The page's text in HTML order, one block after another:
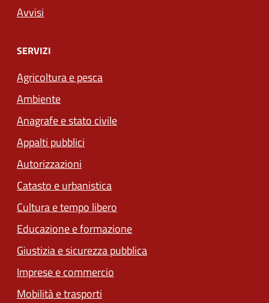
Avvisi
SERVIZI
Agricoltura e pesca
Ambiente
Anagrafe e stato civile
Appalti pubblici
Autorizzazioni
Catasto e urbanistica
Cultura e tempo libero
Educazione e formazione
Giustizia e sicurezza pubblica
Imprese e commercio
Mobilità e trasporti